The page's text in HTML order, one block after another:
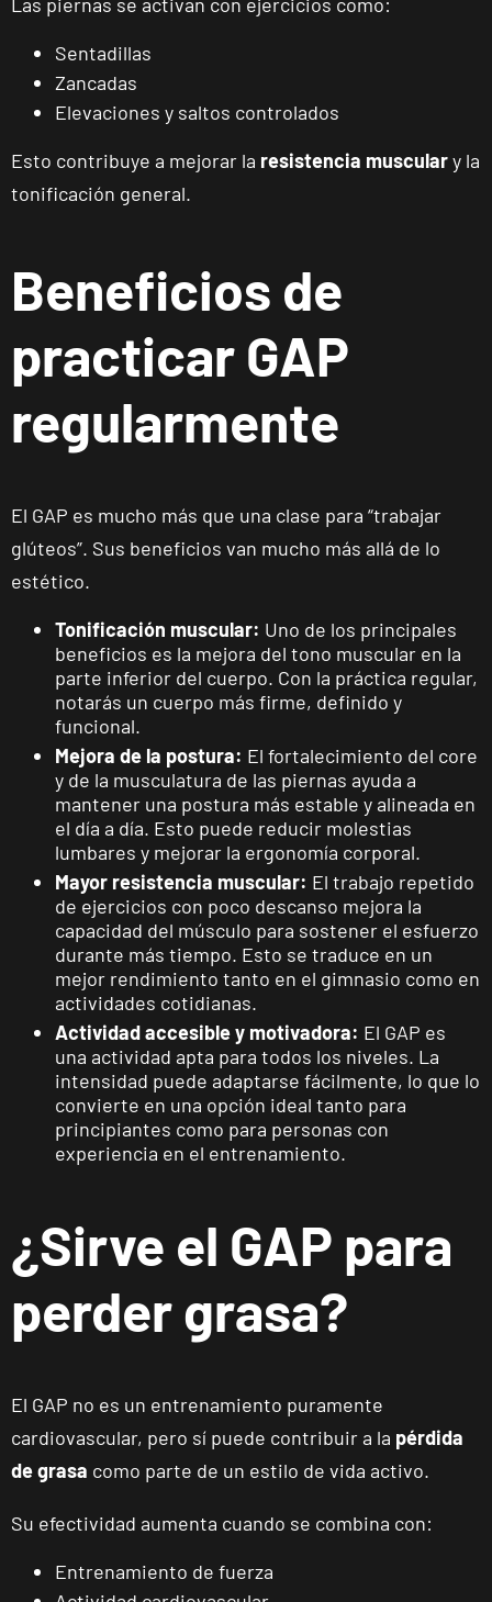
Málaga Los
Tilos
Málaga
Serralta
Carrer Batle
Emili Darder,
53, Palma de
Mallorca
VISITAR
Catarroja
Universitat
Av. Diputació,
20, Catarroja,
València
Ponferrada
C. Ortega y
Gasset, 1,
Ponferrada,
León
VISITAR
APERTURA PRÓXIMAMENTE
Av. de las
Tirajanas, 225,
Palmas
VISITAR
Pl. del Camping,
s/n, Andújar,
Reus
Sentadillas
Zancadas
Elevaciones y saltos controlados
Esto contribuye a mejorar la resistencia musculary la
tonificación general.
Beneficios de
practicar GAP
regularmente
El GAP es mucho más que una clase para “trabajar
glúteos”. Sus beneficios van mucho más allá de lo
estético.
Tonificación muscular: Uno de los principales
beneficios es la mejora del tono muscular en la
parte inferior del cuerpo. Con la práctica regular,
notarás un cuerpo más firme, definido y
funcional.
Mejora de la postura: El fortalecimiento del core
y de la musculatura de las piernas ayuda a
mantener una postura más estable y alineada en
el día a día. Esto puede reducir molestias
lumbares y mejorar la ergonomía corporal.
Mayor resistencia muscular: El trabajo repetido
de ejercicios con poco descanso mejora la
capacidad del músculo para sostener el esfuerzo
durante más tiempo. Esto se traduce en un
mejor rendimiento tanto en el gimnasio como en
actividades cotidianas.
Actividad accesible y motivadora: El GAP es
una actividad apta para todos los niveles. La
intensidad puede adaptarse fácilmente, lo que lo
convierte en una opción ideal tanto para
principiantes como para personas con
experiencia en el entrenamiento.
¿Sirve el GAP para
perder grasa?
El GAP no es un entrenamiento puramente
cardiovascular, pero sí puede contribuir a la pérdida
de grasa como parte de un estilo de vida activo.
Su efectividad aumenta cuando se combina con:
Entrenamiento de fuerza